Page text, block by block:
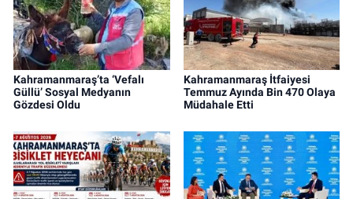
Kahramanmaraş’ta ‘Vefalı
Güllü’ Sosyal Medyanın
Gözdesi Oldu
Kahramanmaraş İtfaiyesi
Temmuz Ayında Bin 470 Olaya
Müdahale Etti